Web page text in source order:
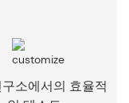
소에서의 효율적